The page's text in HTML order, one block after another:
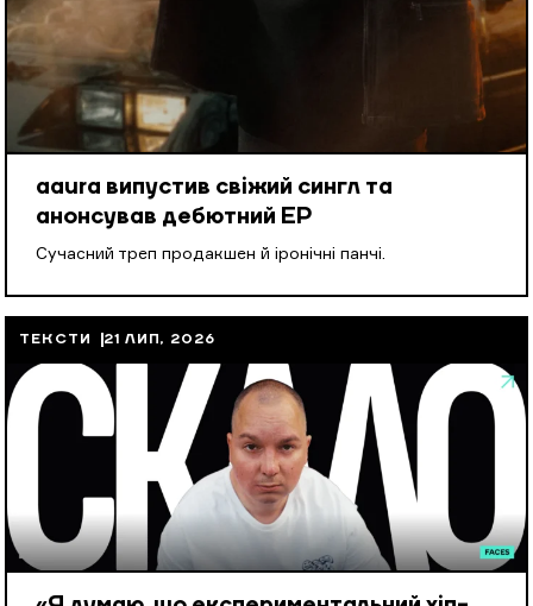
aaura випустив свіжий сингл та
анонсував дебютний EP
Cучасний треп продакшен й іронічні панчі.
ТЕКСТИ 21 ЛИП, 2026